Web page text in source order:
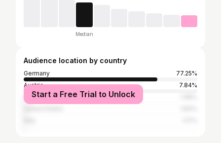
Median
Audience location by country
Germany
77.25%
Austria
7.84%
Switzerland
Start a Free Trial to Unlock